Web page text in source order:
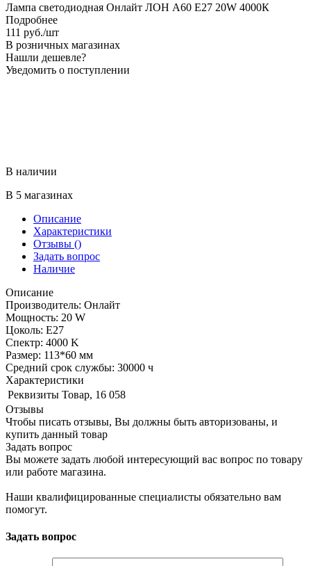
Лампа светодиодная Онлайт ЛОН А60 Е27 20W 4000К
Подробнее
111 руб./шт
В розничных магазинах
Нашли дешевле?
Уведомить о поступлении
В наличии
В 5 магазинах
Описание
Характеристики
Отзывы ()
Задать вопрос
Наличие
Описание
Производитель: Онлайт
Мощность: 20 W
Цоколь: Е27
Спектр: 4000 K
Размер: 113*60 мм
Средний срок службы: 30000 ч
Характеристики
Реквизиты Товар, 16 058
Отзывы
Чтобы писать отзывы, Вы должны быть авторизованы, и
купить данный товар
Задать вопрос
Вы можете задать любой интересующий вас вопрос по товару
или работе магазина.
Наши квалифицированные специалисты обязательно вам
помогут.
Задать вопрос